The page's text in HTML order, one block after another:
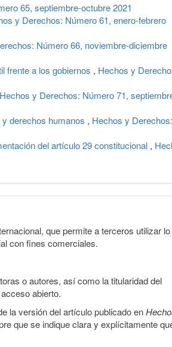
65, septiembre-octubre 2021
y Derechos: Número 61, enero-febrero
Número 66, noviembre-diciembre
frente a los gobiernos , Hechos y
Hechos y Derechos: Número 71,
derechos humanos , Hechos y Derechos:
del artículo 29 constitucional ,
que permite a terceros utilizar lo
con fines comerciales.
o autores, así como la titularidad del
abierto.
la versión del artículo publicado en
que se indique clara y explícitamente